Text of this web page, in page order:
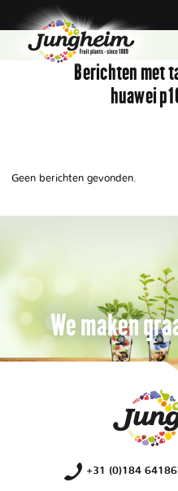
Berichten met
huawei
Geen berichten gevonden.
We maken
+31 (0)184